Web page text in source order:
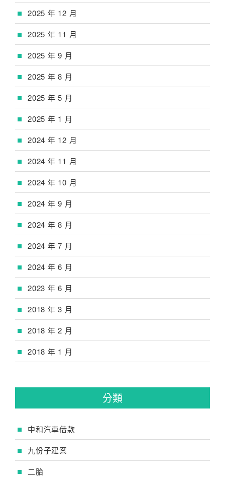
2025 年 12 月
2025 年 11 月
2025 年 9 月
2025 年 8 月
2025 年 5 月
2025 年 1 月
2024 年 12 月
2024 年 11 月
2024 年 10 月
2024 年 9 月
2024 年 8 月
2024 年 7 月
2024 年 6 月
2023 年 6 月
2018 年 3 月
2018 年 2 月
2018 年 1 月
分類
中和汽車借款
九份子建案
二胎